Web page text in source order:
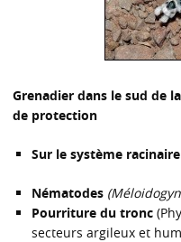
Grenadier dans le sud de
de protection
Sur le système racinaire
Nématodes
Pourriture du tronc
secteurs argileux et